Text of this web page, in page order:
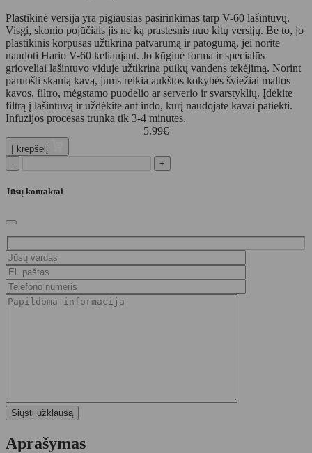
Plastikinė versija yra pigiausias pasirinkimas tarp V-60 lašintuvų.
Visgi, skonio pojūčiais jis ne ką prastesnis nuo kitų versijų. Be to, jo
plastikinis korpusas užtikrina patvarumą ir patogumą, jei norite
naudoti Hario V-60 keliaujant. Jo kūginė forma ir specialūs
grioveliai lašintuvo viduje užtikrina puikų vandens tekėjimą. Norint
paruošti skanią kavą, jums reikia aukštos kokybės šviežiai maltos
kavos, filtro, mėgstamo puodelio ar serverio ir svarstyklių. Įdėkite
filtrą į lašintuvą ir uždėkite ant indo, kurį naudojate kavai patiekti.
Infuzijos procesas trunka tik 3-4 minutes.
5.99€
Į krepšelį
-
+
Jūsų kontaktai
Aprašymas